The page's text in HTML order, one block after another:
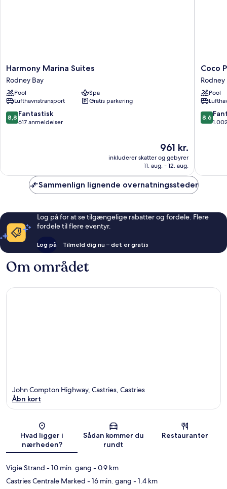
Harmony
Marina
Suites
Rodney
Bay
Harmony Marina Suites
Rodney Bay
Pool
Spa
Lufthavnstransport
Gratis parkering
8.8
ud
8,8 Fantastisk
617 anmeldelser
Prisen
961 kr.
961 kr.
inkluderer skatter og gebyrer
11. aug. - 12. aug.
Coco
Palm
Rodney
Bay
Coco
Rodney
Pool
8.6
ud
8,6
Sammenlign lignende overnatningssteder
Log på for at se tilgængelige rabatter og fordele. Flere
fordele til flere eventyr.
Log på Tilmeld dig nu – det er gratis
Om området
Kort
John Compton Highway, Castries, Castries
Åbn kort
Hvad ligger i
nærheden?
Sådan kommer du
rundt
Restauranter
Vigie Strand - 10 min. gang - 0.9 km
Castries Centrale Marked - 16 min. gang - 1.4 km